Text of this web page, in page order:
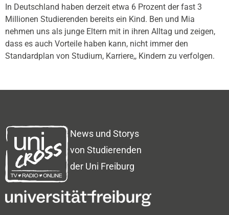
In Deutschland haben derzeit etwa 6 Prozent der fast 3
Millionen Studierenden bereits ein Kind. Ben und Mia
nehmen uns als junge Eltern mit in ihren Alltag und zeigen,
dass es auch Vorteile haben kann, nicht immer den
Standardplan von Studium, Karriere,, Kindern zu verfolgen.
News und Storys
von Studierenden
der Uni Freiburg